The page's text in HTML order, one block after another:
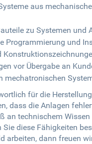
aus
zu Systemen und
Programmierung und
vor Übergabe an
mechatronischen
für die
dass die Anlagen
an technischem
diese Fähigkeiten
arbeiten, dann freuen